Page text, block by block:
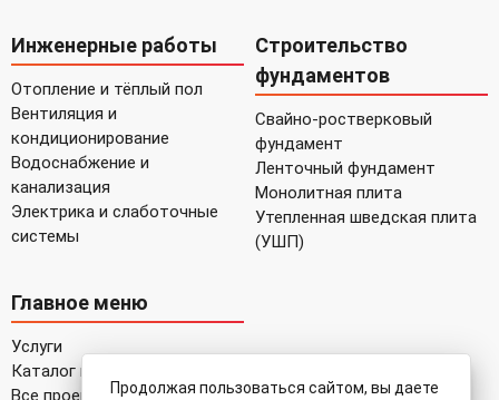
Инженерные работы
Отопление и тёплый пол
Вентиляция и
кондиционирование
Водоснабжение и
канализация
Электрика и слаботочные
системы
Строительство
фундаментов
Свайно-ростверковый
фундамент
Ленточный фундамент
Монолитная плита
Утепленная шведская плита
(УШП)
Главное меню
Услуги
Каталог проектов
Все проектыПродолжая пользоваться сайтом, вы даете